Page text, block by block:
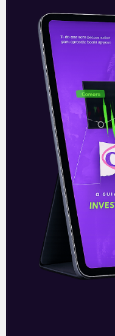
Bolsa
de novo
O Ibovespa
com alta de
renovando a
sido alcançada
resultado
Leia mais
31/05/2021